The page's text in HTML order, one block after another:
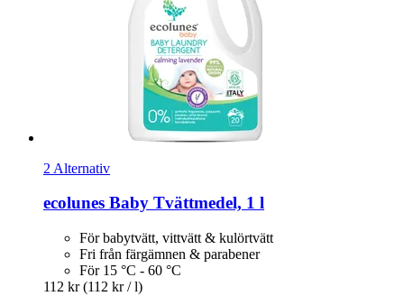
2 Alternativ
ecolunes Baby Tvättmedel, 1 l
För babytvätt, vittvätt & kulörtvätt
Fri från färgämnen & parabener
För 15 °C - 60 °C
112 kr (112 kr / l)